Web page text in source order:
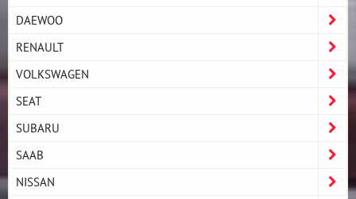
DAEWOO
RENAULT
VOLKSWAGEN
SEAT
SUBARU
SAAB
NISSAN